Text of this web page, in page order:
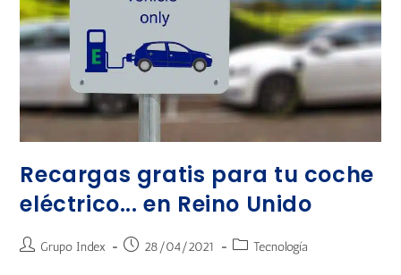
Recargas gratis para tu coche
eléctrico... en Reino Unido
Grupo Index 28/04/2021 Tecnología